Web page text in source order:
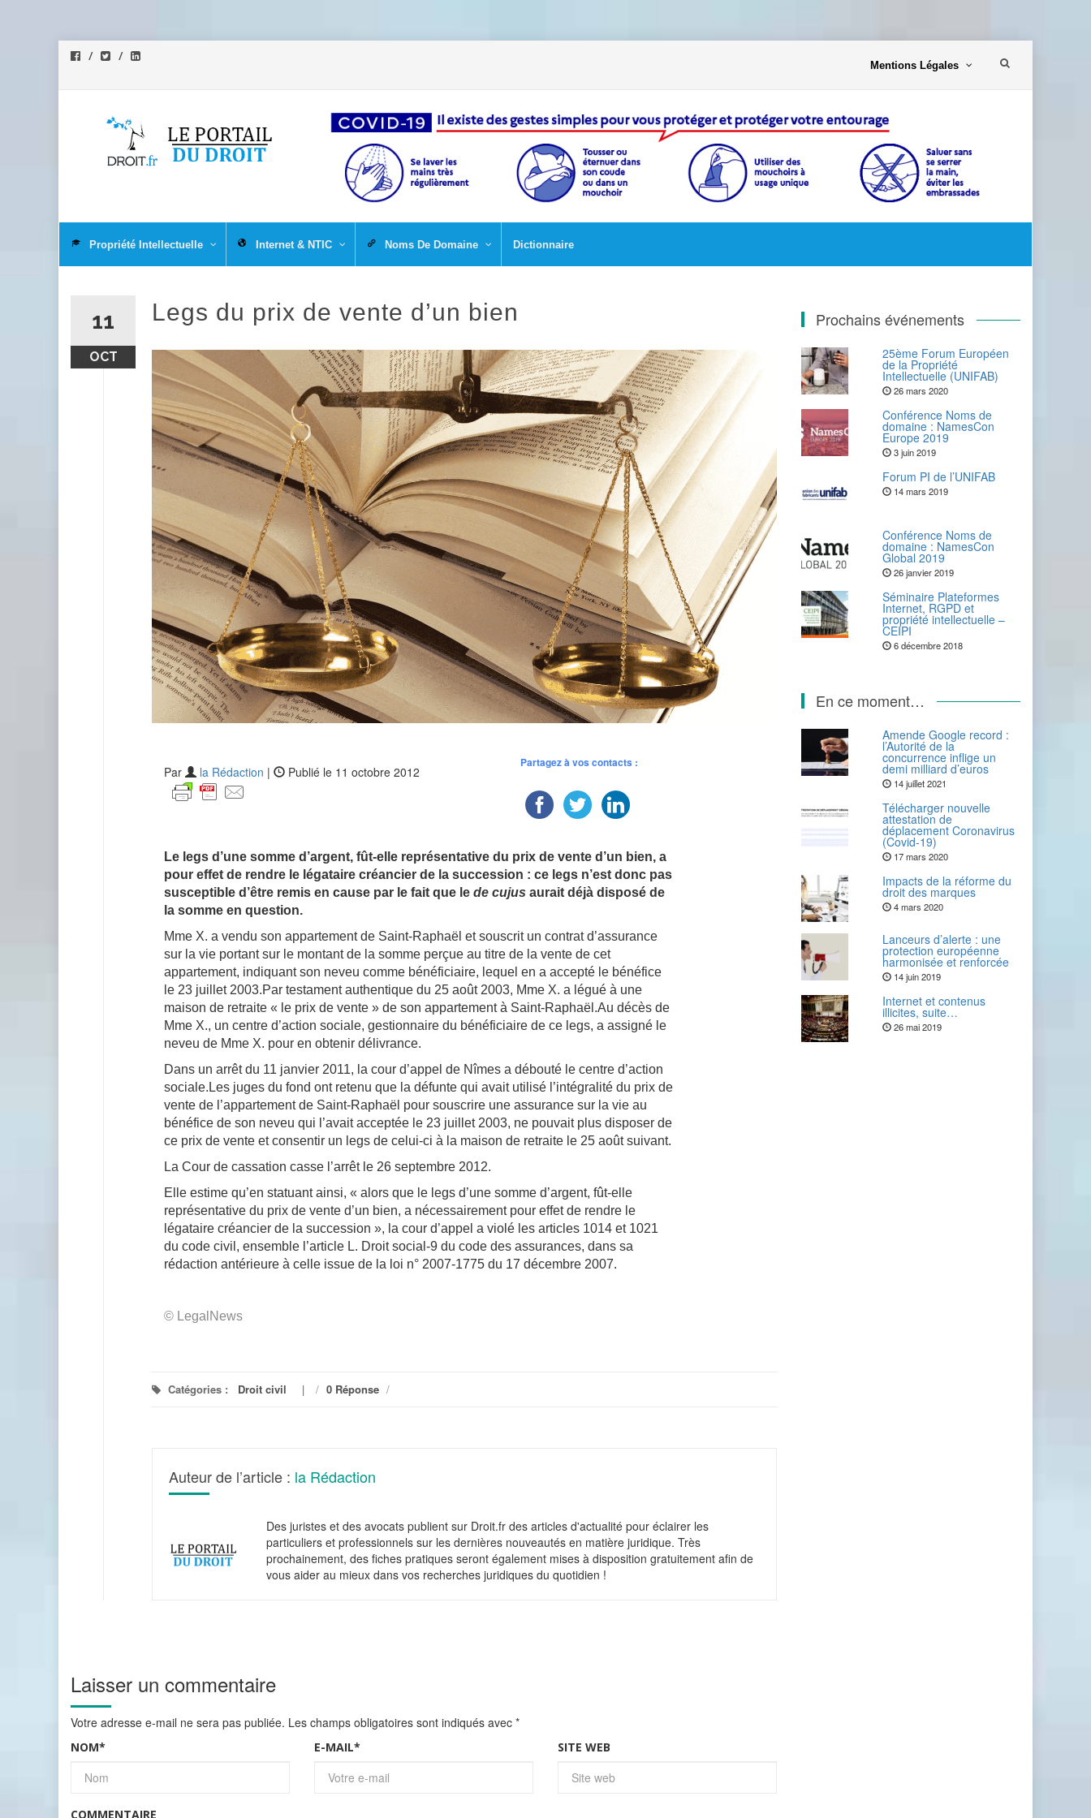
contenu
Mentions Légales
contenu
Propriété Intellectuelle Internet & NTIC Noms De Domaine Dictionnaire
Legs du prix de vente d’un bien
11
OCT
Par la Rédaction | Publié le 11 octobre 2012
Partagez à vos contacts :
Le legs d’une somme d’argent, fût-elle représentative du prix de vente d’un bien, a
pour effet de rendre le légataire créancier de la succession : ce legs n’est donc pas
susceptible d’être remis en cause par le fait que le de cujus aurait déjà disposé de
la somme en question.
Mme X. a vendu son appartement de Saint-Raphaël et souscrit un contrat d’assurance
sur la vie portant sur le montant de la somme perçue au titre de la vente de cet
appartement, indiquant son neveu comme bénéficiaire, lequel en a accepté le bénéfice
le 23 juillet 2003.Par testament authentique du 25 août 2003, Mme X. a légué à une
maison de retraite « le prix de vente » de son appartement à Saint-Raphaël.Au décès de
Mme X., un centre d’action sociale, gestionnaire du bénéficiaire de ce legs, a assigné le
neveu de Mme X. pour en obtenir délivrance.
Dans un arrêt du 11 janvier 2011, la cour d’appel de Nîmes a débouté le centre d’action
sociale.Les juges du fond ont retenu que la défunte qui avait utilisé l’intégralité du prix de
vente de l’appartement de Saint-Raphaël pour souscrire une assurance sur la vie au
bénéfice de son neveu qui l’avait acceptée le 23 juillet 2003, ne pouvait plus disposer de
ce prix de vente et consentir un legs de celui-ci à la maison de retraite le 25 août suivant.
La Cour de cassation casse l’arrêt le 26 septembre 2012.
Elle estime qu’en statuant ainsi, « alors que le legs d’une somme d’argent, fût-elle
représentative du prix de vente d’un bien, a nécessairement pour effet de rendre le
légataire créancier de la succession », la cour d’appel a violé les articles 1014 et 1021
du code civil, ensemble l’article L. Droit social-9 du code des assurances, dans sa
rédaction antérieure à celle issue de la loi n° 2007-1775 du 17 décembre 2007.
© LegalNews
Catégories : Droit civil / 0 Réponse /
Auteur de l’article : la Rédaction
Des juristes et des avocats publient sur Droit.fr des articles d'actualité pour éclairer les
particuliers et professionnels sur les dernières nouveautés en matière juridique. Très
prochainement, des fiches pratiques seront également mises à disposition gratuitement afin de
vous aider au mieux dans vos recherches juridiques du quotidien !
Laisser un commentaire
Votre adresse e-mail ne sera pas publiée. Les champs obligatoires sont indiqués avec *
NOM* E-MAIL* SITE WEB
COMMENTAIRE
Prochains événements
25ème Forum Européen
de la Propriété
Intellectuelle (UNIFAB)
26 mars 2020
Conférence Noms de
domaine : NamesCon
Europe 2019
3 juin 2019
Forum PI de l’UNIFAB
14 mars 2019
Conférence Noms de
domaine : NamesCon
Global 2019
26 janvier 2019
Séminaire Plateformes
Internet, RGPD et
propriété intellectuelle –
CEIPI
6 décembre 2018
En ce moment…
Amende Google record :
l’Autorité de la
concurrence inflige un
demi milliard d’euros
14 juillet 2021
Télécharger nouvelle
attestation de
déplacement Coronavirus
(Covid-19)
17 mars 2020
Impacts de la réforme du
droit des marques
4 mars 2020
Lanceurs d’alerte : une
protection européenne
harmonisée et renforcée
14 juin 2019
Internet et contenus
illicites, suite…
26 mai 2019